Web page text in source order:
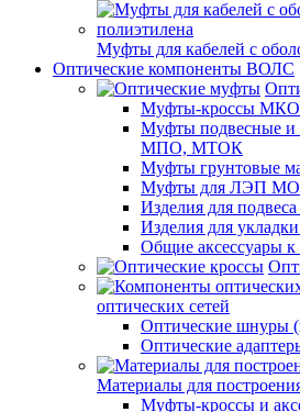
Муфты для кабелей с
Оптические компоненты ВОЛС
Муфты-кроссы МКО
Муфты подвесные и
МПО, МТОК
Муфты грунтовые
Муфты для ЛЭП
Изделия для
Изделия для
Общие аксессуары
оптических сетей
Оптические шнуры
Оптические
Материалы для
Муфты-кроссы и